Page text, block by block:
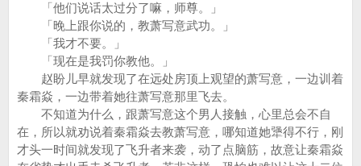
「他们说话太过分了嘛，师尊。」
「晚上跟你说的，教萧写意武功。」
「我才不要。」
「现在是我罚你教他。」
赵盼儿早就发现了在远处房顶上观望的萧写意，一边训着
秦霜焱，一边带着她往萧写意那里飞去。
不知道为什么，跟萧写意这个男人接触，心里总会不自
在，所以就劝说着秦霜焱去教萧写意，哪知道她犟得不行，刚
才头一时间就发现了飞升者来袭，动了点脑筋，故意让秦霜焱